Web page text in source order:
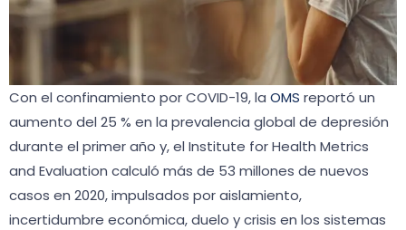
Con el confinamiento por COVID-19, la OMS reportó un
aumento del 25 % en la prevalencia global de depresión
durante el primer año y, el Institute for Health Metrics
and Evaluation calculó más de 53 millones de nuevos
casos en 2020, impulsados por aislamiento,
incertidumbre económica, duelo y crisis en los sistemas